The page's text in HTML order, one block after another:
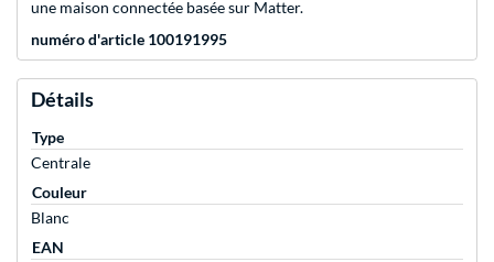
une maison connectée basée sur Matter.
numéro d'article 100191995
Détails
Type
Centrale
Couleur
Blanc
EAN